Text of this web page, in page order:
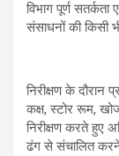
विभाग पूर्ण
संसाधनों की किसी
निरीक्षण के दौरान
कक्ष, स्टोर रूम,
निरीक्षण करते हुए
ढंग से संचालित करने